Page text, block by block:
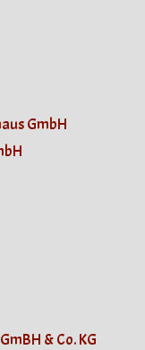
GmbH
& Co. KG